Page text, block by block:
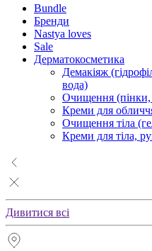
Bundle
Бренди
Nastya loves
Sale
Дерматокосметика
Демакіяж
вода)
Очищення (пінки,
Креми для
Очищення тіла
Креми для тіла,
Дивитися всі